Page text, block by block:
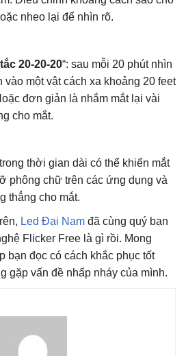
nheo lại để nhìn rõ.
20-20-20“: sau mỗi 20 phút nhìn
vào một vật cách xa khoảng 20 feet
đơn giản là nhắm mắt lại vài
cho mắt.
thời gian dài có thể khiến mắt
phông chữ trên các ứng dụng và
thẳng cho mắt.
Led Đại Nam đã cùng quý bạn
Flicker Free là gì rồi. Mong
bạn đọc có cách khắc phục tốt
gặp vấn đề nhấp nháy của mình.